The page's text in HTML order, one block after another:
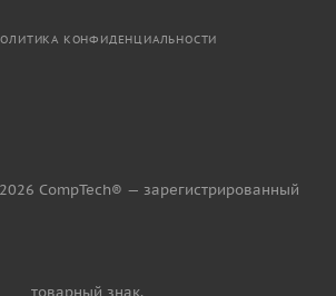
КОНФИДЕНЦИАЛЬНОСТИ
CompTech® — зарегистрированный
товарный знак.